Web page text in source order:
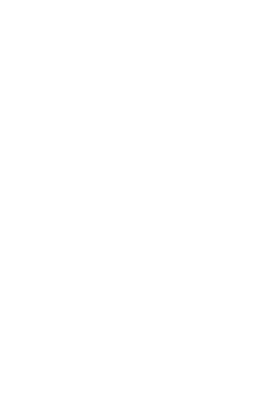
· Méthodologie de
· Communauté et
· Lecture des documents